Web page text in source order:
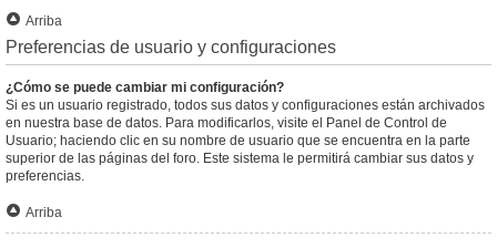
Arriba
Preferencias de usuario y configuraciones
¿Cómo se puede cambiar mi configuración?
Si es un usuario registrado, todos sus datos y configuraciones están archivados
en nuestra base de datos. Para modificarlos, visite el Panel de Control de
Usuario; haciendo clic en su nombre de usuario que se encuentra en la parte
superior de las páginas del foro. Este sistema le permitirá cambiar sus datos y
preferencias.
Arriba